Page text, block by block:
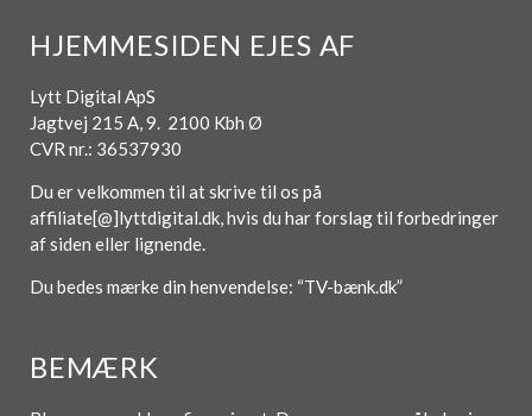
HJEMMESIDEN EJES AF
Lytt Digital ApS
Jagtvej 215 A, 9. 2100 Kbh Ø
CVR nr.: 36537930
Du er velkommen til at skrive til os på
affiliate[@]lyttdigital.dk, hvis du har forslag til forbedringer
af siden eller lignende.
Du bedes mærke din henvendelse: “TV-bænk.dk”
BEMÆRK